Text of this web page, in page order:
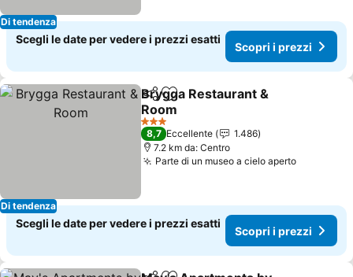
Di tendenza
Scegli le date per vedere i prezzi esatti
Scopri i prezzi
Di tendenza
CondividiAggiungi ai preferiti
Brygga Restaurant &
Room
3 Stelle
8,7 Eccellente
1.486
7.2 km da: Centro
Parte di un museo a cielo aperto
Scegli le date per vedere i prezzi esatti
Scopri i prezzi